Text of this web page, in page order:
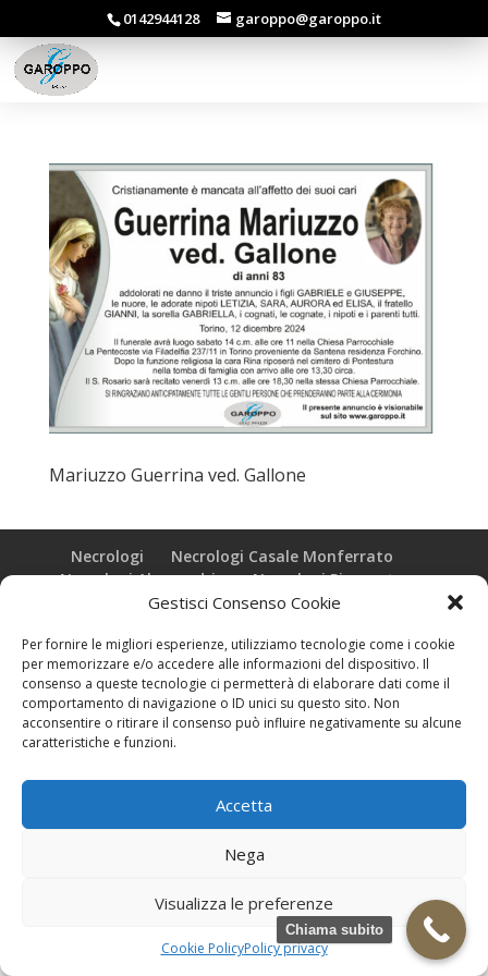
Gestisci Consenso Cookie
Per fornire le migliori esperienze, utilizziamo tecnologie come i cookie
per memorizzare e/o accedere alle informazioni del dispositivo. Il
consenso a queste tecnologie ci permetterà di elaborare dati come il
comportamento di navigazione o ID unici su questo sito. Non
acconsentire o ritirare il consenso può influire negativamente su alcune
caratteristiche e funzioni.
Accetta
Nega
Visualizza le preferenze
Cookie PolicyPolicy privacy
0142944128 garoppo@garoppo.it
Mariuzzo Guerrina ved. Gallone
Necrologi
Necrologi Casale Monferrato
Necrologi Alessandria
Necrologi Piemonte
Realizzazione grafica e Copyright © zeropensieri local web -
Casale Monferrato info@zeropensieri-cloud
Chiama subito